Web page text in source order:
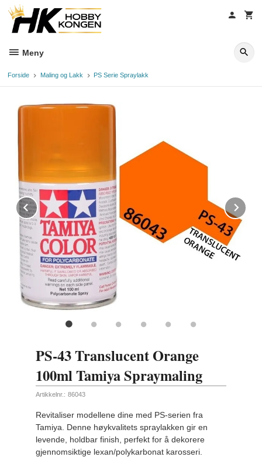
innholdet
Meny
Forside Maling og Lakk PS Serie Spraylakk
Prev
PS-43 Translucent Orange
100ml Tamiya Spraymaling
Artikkelnr.: 86043
Revitaliser modellene dine med PS-serien fra
Tamiya. Denne høykvalitets spraylakken gir en
levende, holdbar finish, perfekt for å dekorere
gjennomsiktige lexan/polykarbonat karosseri.